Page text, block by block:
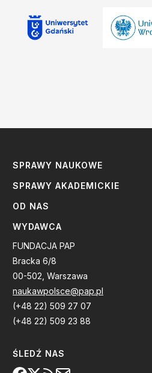
SPRAWY NAUKOWE
SPRAWY AKADEMICKIE
OD NAS
WYDAWCA
FUNDACJA PAP
Bracka 6/8
00-502, Warszawa
naukawpolsce@pap.pl
(+48 22) 509 27 07
(+48 22) 509 23 88
ŚLEDŹ NAS